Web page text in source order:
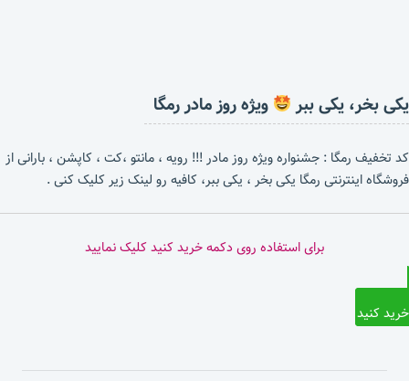
یکی بخر، یکی ببر ویژه روز مادر رمگا
کد تخفیف رمگا : جشنواره ویژه روز مادر !!! رویه ، مانتو ،کت ، کاپشن ، بارانی از
فروشگاه اینترنتی رمگا یکی بخر ، یکی ببر، کافیه رو لینک زیر کلیک کنی .
برای استفاده روی دکمه خرید کنید کلیک نمایید
خرید کنید